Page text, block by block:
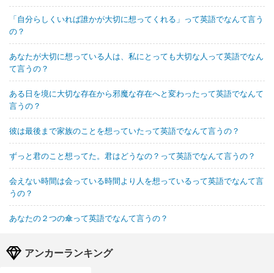
「自分らしくいれば誰かが大切に想ってくれる」って英語でなんて言う
の？
あなたが大切に想っている人は、私にとっても大切な人って英語でなん
て言うの？
ある日を境に大切な存在から邪魔な存在へと変わったって英語でなんて
言うの？
彼は最後まで家族のことを想っていたって英語でなんて言うの？
ずっと君のこと想ってた。君はどうなの？って英語でなんて言うの？
会えない時間は会っている時間より人を想っているって英語でなんて言
うの？
あなたの２つの傘って英語でなんて言うの？
アンカーランキング